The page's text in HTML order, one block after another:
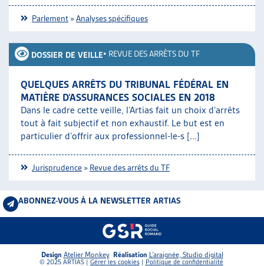
Parlement »Analyses spécifiques
DOSSIER DE VEILLE• REVUE DES ARRÊTS DU TF
QUELQUES ARRÊTS DU TRIBUNAL FÉDÉRAL EN
MATIÈRE D’ASSURANCES SOCIALES EN 2018
Dans le cadre cette veille, l’Artias fait un choix d’arrêts
tout à fait subjectif et non exhaustif. Le but est en
particulier d’offrir aux professionnel-le-s [...]
Jurisprudence » Revue des arrêts du TF
ABONNEZ-VOUS À LA NEWSLETTER ARTIAS
Design Atelier Monkey Réalisation L’araignée, Studio digital
© 2025 ARTIAS | Gérer les cookies| Politique de confidentialité